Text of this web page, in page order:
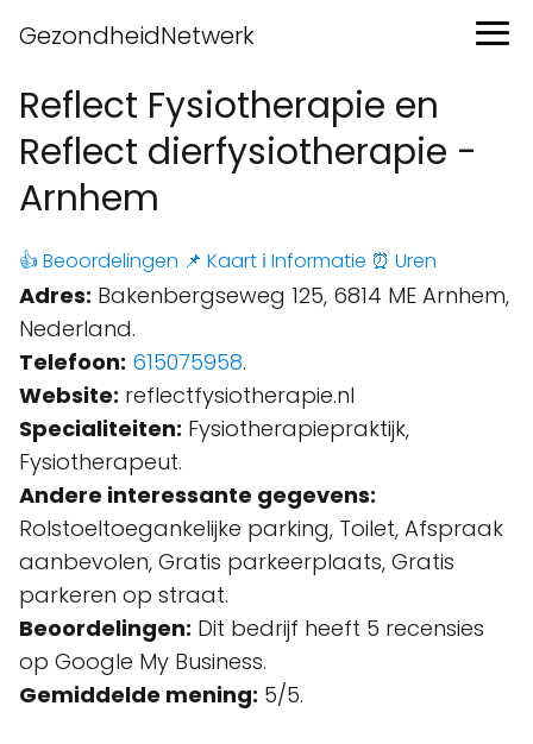
GezondheidNetwerk
Reflect Fysiotherapie en
Reflect dierfysiotherapie -
Arnhem
👍 Beoordelingen 📌 Kaart ℹ️ Informatie ⏰ Uren
Adres: Bakenbergseweg 125, 6814 ME Arnhem,
Nederland.
Telefoon: 615075958.
Website: reflectfysiotherapie.nl
Specialiteiten: Fysiotherapiepraktijk,
Fysiotherapeut.
Andere interessante gegevens:
Rolstoeltoegankelijke parking, Toilet, Afspraak
aanbevolen, Gratis parkeerplaats, Gratis
parkeren op straat.
Beoordelingen: Dit bedrijf heeft 5 recensies
op Google My Business.
Gemiddelde mening: 5/5.